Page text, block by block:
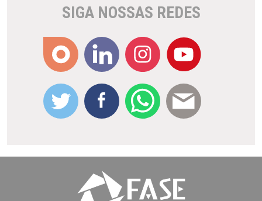
SIGA NOSSAS REDES